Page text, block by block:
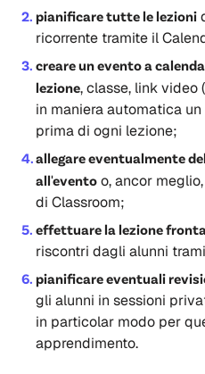
pianificare tutte le lezioni
ricorrente tramite il
creare un evento a
lezione, classe, link video (
in maniera automatica
prima di ogni lezione;
allegare eventualmente del
all'evento o, ancor
di Classroom;
effettuare la lezione
riscontri dagli alunni
pianificare eventuali
gli alunni in sessioni
in particolar modo per
apprendimento.